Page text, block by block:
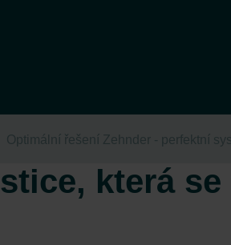
Optimální řešení Zehnder - perfektní
která